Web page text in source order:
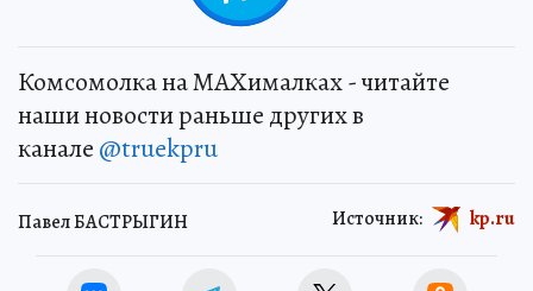
Комсомолка на MAXималках - читайте
наши новости раньше других в
канале @truekpru
Павел БАСТРЫГИН Источник: kp.ru